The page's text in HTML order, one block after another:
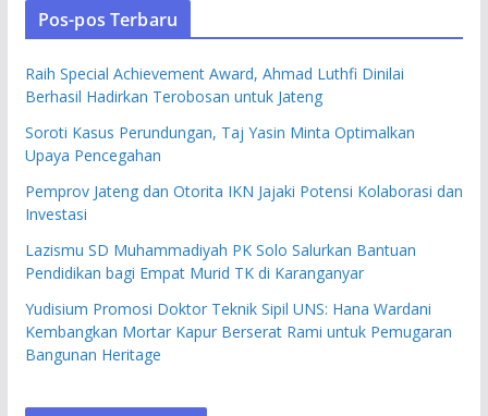
Pos-pos Terbaru
Raih Special Achievement Award, Ahmad Luthfi Dinilai
Berhasil Hadirkan Terobosan untuk Jateng
Soroti Kasus Perundungan, Taj Yasin Minta Optimalkan
Upaya Pencegahan
Pemprov Jateng dan Otorita IKN Jajaki Potensi Kolaborasi dan
Investasi
Lazismu SD Muhammadiyah PK Solo Salurkan Bantuan
Pendidikan bagi Empat Murid TK di Karanganyar
Yudisium Promosi Doktor Teknik Sipil UNS: Hana Wardani
Kembangkan Mortar Kapur Berserat Rami untuk Pemugaran
Bangunan Heritage